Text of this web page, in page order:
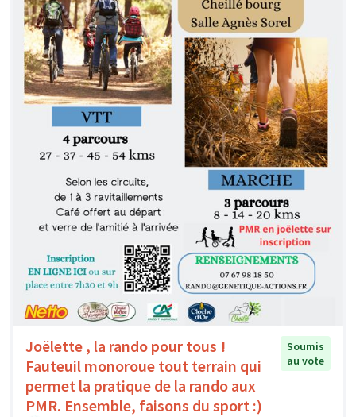
Joëlette , la rando pour tous !
Fauteuil monoroue tout terrain qui
permet la pratique de la rando aux
PMR. Ensemble, faisons du sport :)
Soumis
au vote